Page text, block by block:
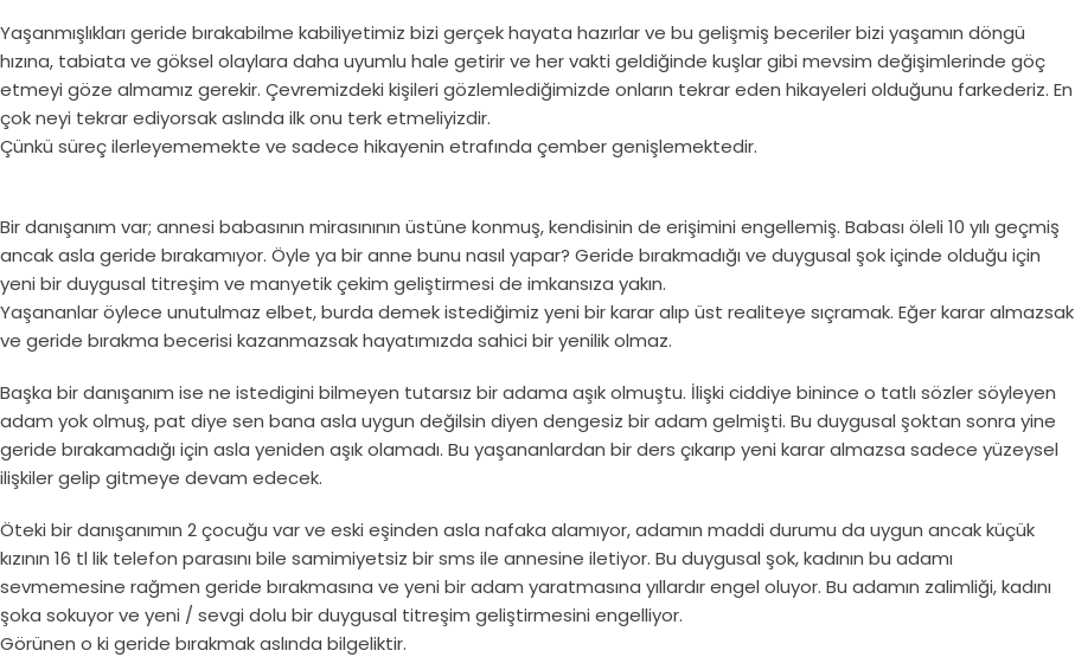
Yaşanmışlıkları geride bırakabilme kabiliyetimiz bizi gerçek hayata hazırlar ve bu gelişmiş beceriler bizi yaşamın döngü
hızına, tabiata ve göksel olaylara daha uyumlu hale getirir ve her vakti geldiğinde kuşlar gibi mevsim değişimlerinde göç
etmeyi göze almamız gerekir. Çevremizdeki kişileri gözlemlediğimizde onların tekrar eden hikayeleri olduğunu farkederiz. En
çok neyi tekrar ediyorsak aslında ilk onu terk etmeliyizdir.
Çünkü süreç ilerleyememekte ve sadece hikayenin etrafında çember genişlemektedir.
Bir danışanım var; annesi babasının mirasınının üstüne konmuş, kendisinin de erişimini engellemiş. Babası öleli 10 yılı geçmiş
ancak asla geride bırakamıyor. Öyle ya bir anne bunu nasıl yapar? Geride bırakmadığı ve duygusal şok içinde olduğu için
yeni bir duygusal titreşim ve manyetik çekim geliştirmesi de imkansıza yakın.
Yaşananlar öylece unutulmaz elbet, burda demek istediğimiz yeni bir karar alıp üst realiteye sıçramak. Eğer karar almazsak
ve geride bırakma becerisi kazanmazsak hayatımızda sahici bir yenilik olmaz.
Başka bir danışanım ise ne istedigini bilmeyen tutarsız bir adama aşık olmuştu. İlişki ciddiye binince o tatlı sözler söyleyen
adam yok olmuş, pat diye sen bana asla uygun değilsin diyen dengesiz bir adam gelmişti. Bu duygusal şoktan sonra yine
geride bırakamadığı için asla yeniden aşık olamadı. Bu yaşananlardan bir ders çıkarıp yeni karar almazsa sadece yüzeysel
ilişkiler gelip gitmeye devam edecek.
Öteki bir danışanımın 2 çocuğu var ve eski eşinden asla nafaka alamıyor, adamın maddi durumu da uygun ancak küçük
kızının 16 tl lik telefon parasını bile samimiyetsiz bir sms ile annesine iletiyor. Bu duygusal şok, kadının bu adamı
sevmemesine rağmen geride bırakmasına ve yeni bir adam yaratmasına yıllardır engel oluyor. Bu adamın zalimliği, kadını
şoka sokuyor ve yeni / sevgi dolu bir duygusal titreşim geliştirmesini engelliyor.
Görünen o ki geride bırakmak aslında bilgeliktir.